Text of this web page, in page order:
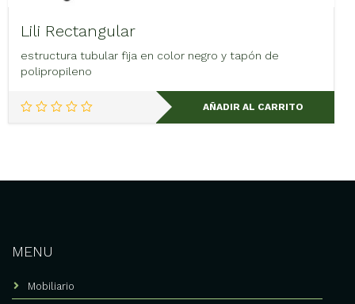
Lili Rectangular
estructura tubular fija en color negro y tapón de
polipropileno
AÑADIR AL CARRITO
MENU
Mobiliario